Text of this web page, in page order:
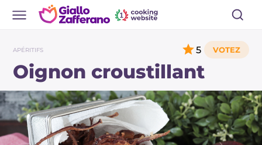
APÉRITIFS
Oignon croustillant
5